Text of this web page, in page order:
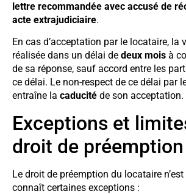
lettre recommandée avec accusé de
acte extrajudiciaire.
En cas d’acceptation par le locataire, la
réalisée dans un délai de deux mois à
de sa réponse, sauf accord entre les
ce délai. Le non-respect de ce délai par
entraîne la caducité de son acceptation.
Exceptions et
droit de préemption
Le droit de préemption du locataire
connaît certaines exceptions :